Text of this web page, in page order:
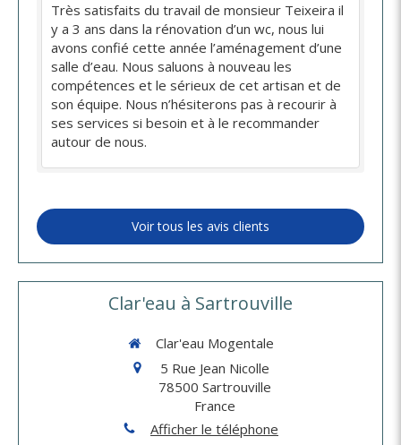
Très satisfaits du travail de monsieur Teixeira il
y a 3 ans dans la rénovation d’un wc, nous lui
avons confié cette année l’aménagement d’une
salle d’eau. Nous saluons à nouveau les
compétences et le sérieux de cet artisan et de
son équipe. Nous n’hésiterons pas à recourir à
ses services si besoin et à le recommander
autour de nous.
Voir tous les avis clients
Clar'eau à Sartrouville
Clar'eau Mogentale
5 Rue Jean Nicolle
78500 Sartrouville
France
Afficher le téléphone